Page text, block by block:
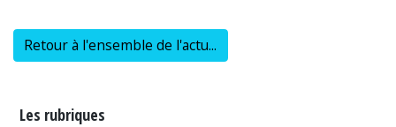
Retour à l'ensemble de l'actu...
Les rubriques